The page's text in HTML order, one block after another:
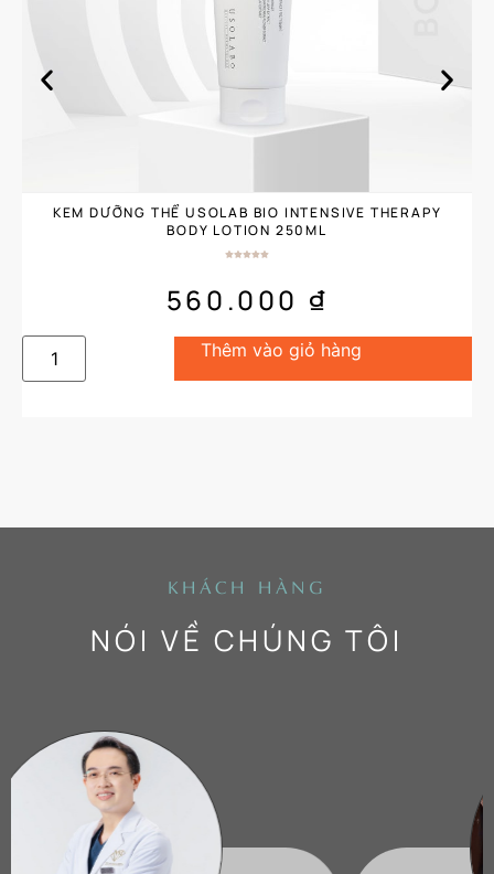
KEM DƯỠNG THỂ USOLAB BIO INTENSIVE THERAPY
BODY LOTION 250ML
560.000 ₫
Thêm vào giỏ hàng
KHÁCH HÀNG
NÓI VỀ CHÚNG TÔI